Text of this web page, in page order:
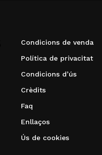
Condicions de venda
Política de privacitat
Condicions d’ús
Crèdits
Faq
Enllaços
Ús de cookies